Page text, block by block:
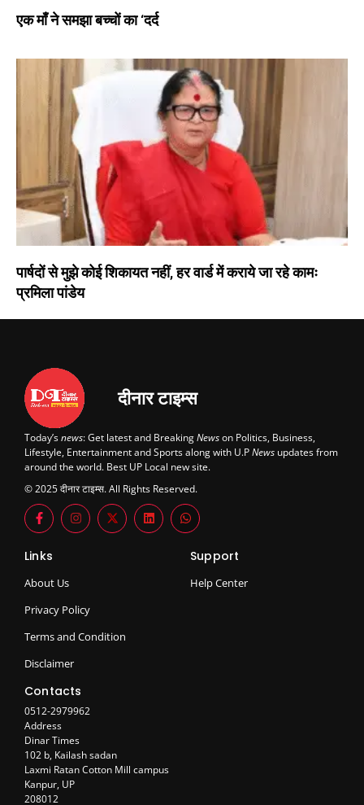
एक माँ ने समझा बच्चों का ‘दर्द
पार्षदों से मुझे कोई शिकायत नहीं, हर वार्ड में कराये जा रहे कामः
प्रमिला पांडेय
दीनार टाइम्स
Today’snews: Get latest and BreakingNewson Politics, Business,
Lifestyle, Entertainment and Sports along with U.PNews updates from
around the world. Best UP Local new site.
© 2025 दीनार टाइम्स. All Rights Reserved.
Links
About Us
Privacy Policy
Terms and Condition
Disclaimer
Support
Help Center
Contacts
0512-2979962
Address
Dinar Times
102 b, Kailash sadan
Laxmi Ratan Cotton Mill campus
Kanpur, UP
208012